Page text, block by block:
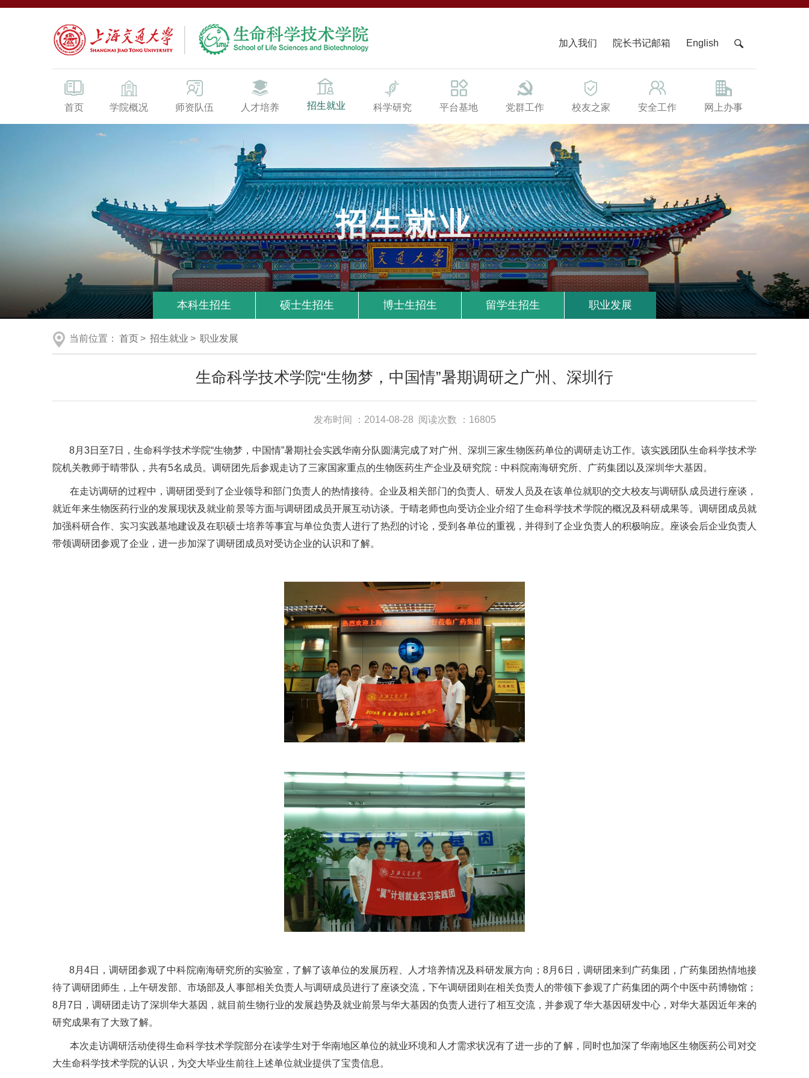
加入我们 院长书记邮箱 English
首页 学院概况 师资队伍 人才培养 招生就业 科学研究 平台基地 党群工作 校友之家 安全工作 网上办事
招生就业
本科生招生 硕士生招生 博士生招生 留学生招生 职业发展
当前位置： 首页> 招生就业 > 职业发展
生命科学技术学院“生物梦，中国情”暑期调研之广州、深圳行
发布时间 ：2014-08-28 阅读次数 ：16805
8月3日至7日，生命科学技术学院“生物梦，中国情”暑期社会实践华南分队圆满完成了对广州、深圳三家生物医药单位的调研走访工作。该实践团队生命科学技术学
院机关教师于晴带队，共有5名成员。调研团先后参观走访了三家国家重点的生物医药生产企业及研究院：中科院南海研究所、广药集团以及深圳华大基因。
在走访调研的过程中，调研团受到了企业领导和部门负责人的热情接待。企业及相关部门的负责人、研发人员及在该单位就职的交大校友与调研队成员进行座谈，
就近年来生物医药行业的发展现状及就业前景等方面与调研团成员开展互动访谈。于晴老师也向受访企业介绍了生命科学技术学院的概况及科研成果等。调研团成员就
加强科研合作、实习实践基地建设及在职硕士培养等事宜与单位负责人进行了热烈的讨论，受到各单位的重视，并得到了企业负责人的积极响应。座谈会后企业负责人
带领调研团参观了企业，进一步加深了调研团成员对受访企业的认识和了解。
8月4日，调研团参观了中科院南海研究所的实验室，了解了该单位的发展历程、人才培养情况及科研发展方向；8月6日，调研团来到广药集团，广药集团热情地接
待了调研团师生，上午研发部、市场部及人事部相关负责人与调研成员进行了座谈交流，下午调研团则在相关负责人的带领下参观了广药集团的两个中医中药博物馆；
8月7日，调研团走访了深圳华大基因，就目前生物行业的发展趋势及就业前景与华大基因的负责人进行了相互交流，并参观了华大基因研发中心，对华大基因近年来的
研究成果有了大致了解。
本次走访调研活动使得生命科学技术学院部分在读学生对于华南地区单位的就业环境和人才需求状况有了进一步的了解，同时也加深了华南地区生物医药公司对交
大生命科学技术学院的认识，为交大毕业生前往上述单位就业提供了宝贵信息。